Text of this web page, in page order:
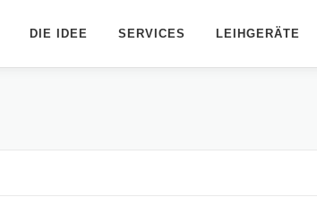
DIE IDEE SERVICES LEIHGERÄTE